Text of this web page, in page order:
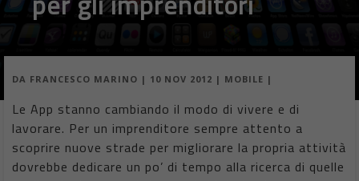
DA FRANCESCO MARINO | 10 NOV 2012 | MOBILE |
Le App stanno cambiando il modo di vivere e di
lavorare. Per un imprenditore sempre attento a
scoprire nuove strade per migliorare la propria attività
dovrebbe dedicare un po’ di tempo alla ricerca di quelle